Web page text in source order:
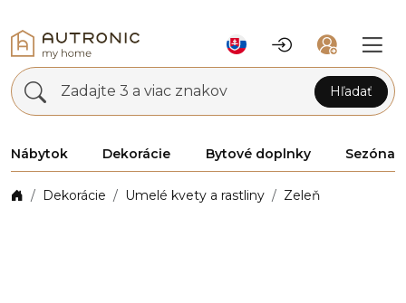
Zadajte 3 a viac znakov Hľadať
Nábytok Dekorácie Bytové doplnky Sezóna
Dekorácie Umelé kvety a rastliny Zeleň